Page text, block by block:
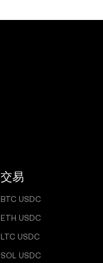
交易
BTC USDC
ETH USDC
LTC USDC
SOL USDC